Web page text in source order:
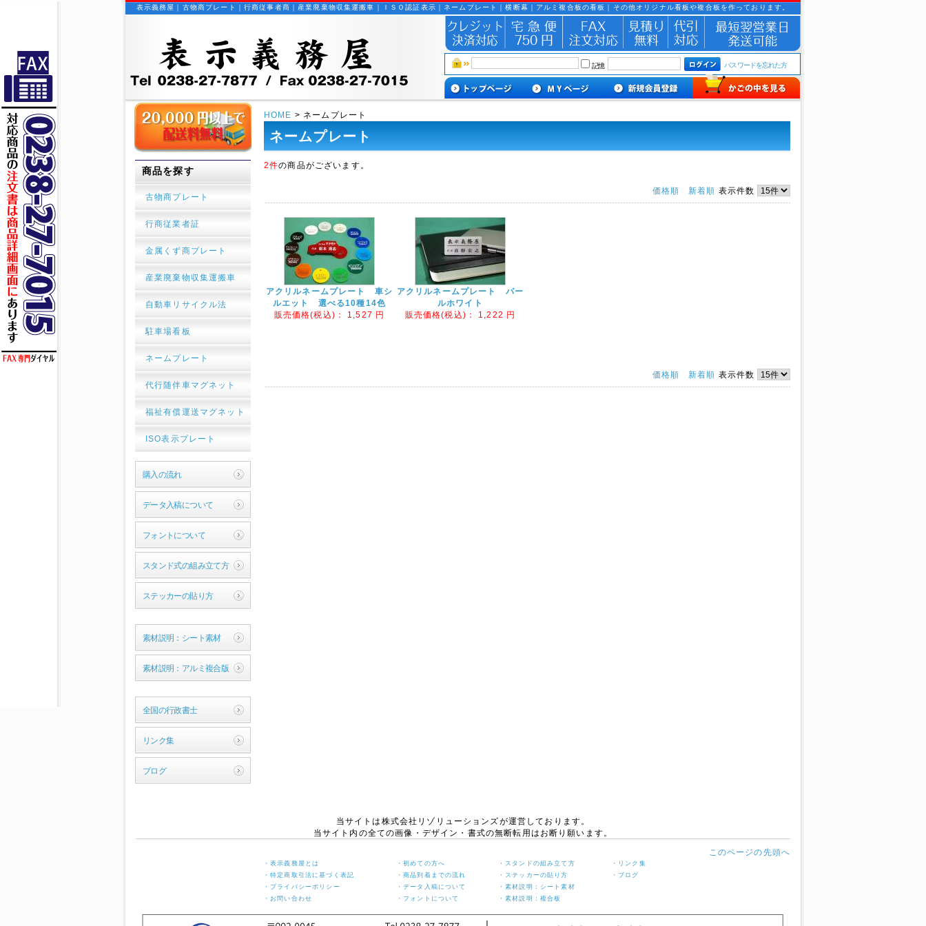
表示義務屋｜古物商プレート｜行商従事者商｜産業廃棄物収集運搬車｜ＩＳＯ認証表示｜ネームプレート｜横断幕｜アルミ複合板の看板｜その他オリジナル看板や複合板を作っております。
記憶 パスワードを忘れた方
商品を探す
古物商プレート
行商従業者証
金属くず商プレート
産業廃棄物収集運搬車
自動車リサイクル法
駐車場看板
ネームプレート
代行随伴車マグネット
福祉有償運送マグネット
ISO表示プレート
購入の流れ
データ入稿について
フォントについて
スタンド式の組み立て方
ステッカーの貼り方
素材説明：シート素材
素材説明：アルミ複合版
全国の行政書士
リンク集
ブログ
HOME > ネームプレート
ネームプレート
2件の商品がございます。
価格順 新着順 表示件数
アクリルネームプレート 車シ
ルエット 選べる10種14色
販売価格(税込)： 1,527 円
アクリルネームプレート パー
ルホワイト
販売価格(税込)： 1,222 円
価格順 新着順 表示件数
当サイトは株式会社リゾリューションズが運営しております。
当サイト内の全ての画像・デザイン・書式の無断転用はお断り願います。
このページの先頭へ
・表示義務屋とは ・初めての方へ ・スタンドの組み立て方
・リンク集
・特定商取引法に基づく表記
・商品到着までの流れ ・ステッカーの貼り方
・ブログ
・プライバシーポリシー
・データ入稿について
・素材説明：シート素材
・お問い合わせ
・フォントについて ・素材説明：複合板